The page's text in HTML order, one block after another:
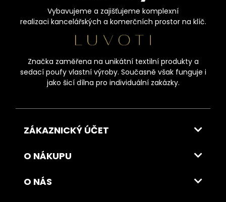
Vybavujeme a zajišťujeme komplexní
realizaci kancelářských a komerčních prostor na klíč.
Značka zaměřena na unikátní textilní produkty a
sedací poufy vlastní výroby. Současně však funguje i
jako šicí dílna pro individuální zakázky.
ZÁKAZNICKÝ ÚČET
O NÁKUPU
O NÁS